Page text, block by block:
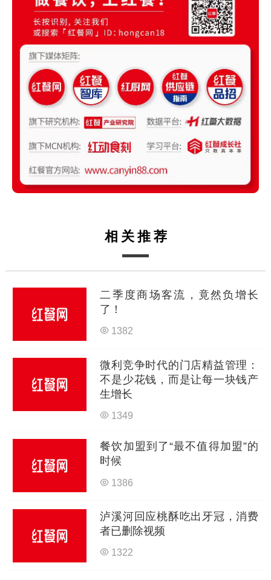
相关推荐
二季度商场客流，竟然负增长
了！
1382
微利竞争时代的门店精益管理：
不是少花钱，而是让每一块钱产
生增长
1349
餐饮加盟到了“最不值得加盟”的
时候
1386
泸溪河回应桃酥吃出牙冠，消费
者已删除视频
1322